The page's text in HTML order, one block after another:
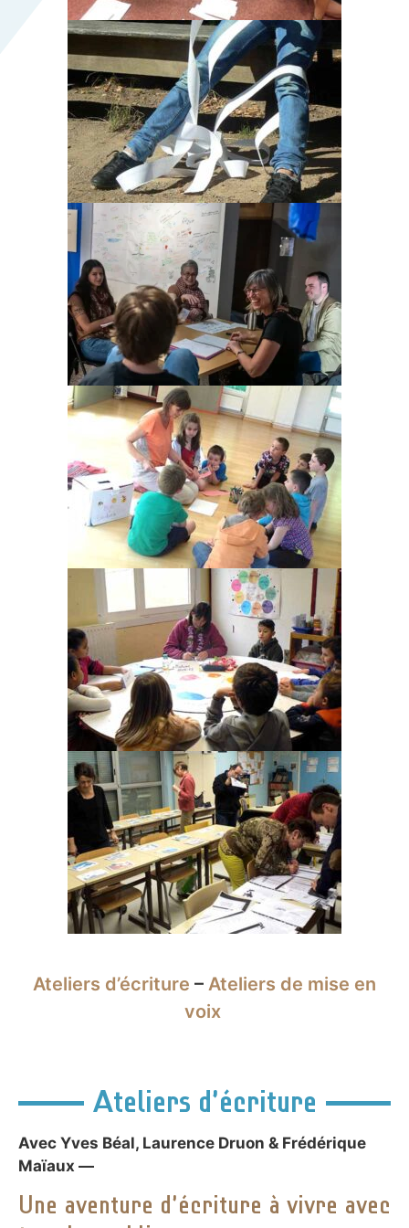
Ateliers d’écriture – Ateliers de mise en
voix
Ateliers d’écriture
Avec Yves Béal, Laurence Druon & Frédérique
Maïaux —
Une aventure d’écriture à vivre avec